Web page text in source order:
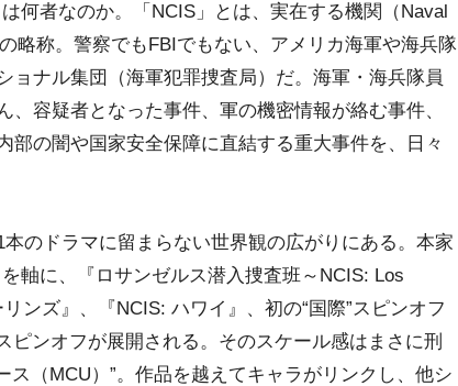
何者なのか。「NCIS」とは、実在する機関（Naval
略称。警察でもFBIでもない、アメリカ海軍や海兵隊
ョナル集団（海軍犯罪捜査局）だ。海軍・海兵隊員
、容疑者となった事件、軍の機密情報が絡む事件、
部の闇や国家安全保障に直結する重大事件を、日々
のドラマに留まらない世界観の広がりにある。本家
軸に、『ロサンゼルス潜入捜査班～NCIS: Los
ンズ』、『NCIS: ハワイ』、初の“国際”スピンオフ
ピンオフが展開される。そのスケール感はまさに刑
ス（MCU）”。作品を越えてキャラがリンクし、他シ